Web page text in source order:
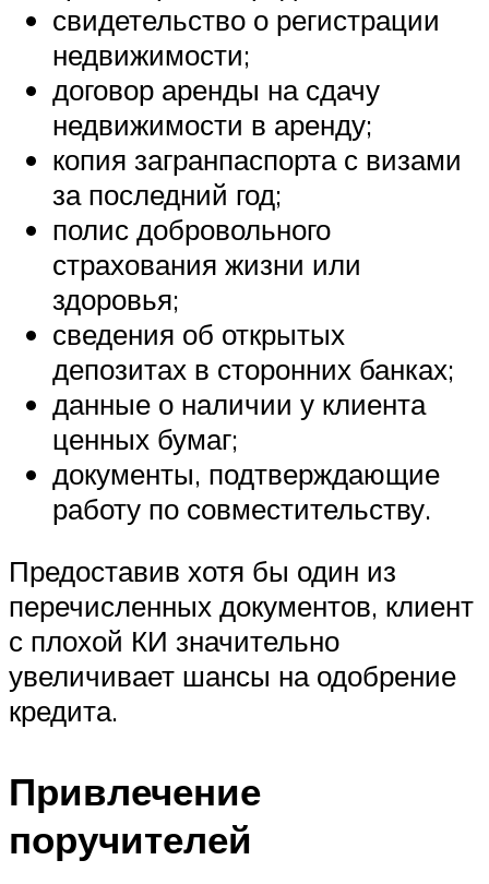
свидетельство о регистрации
недвижимости;
договор аренды на сдачу
недвижимости в аренду;
копия загранпаспорта с визами
за последний год;
полис добровольного
страхования жизни или
здоровья;
сведения об открытых
депозитах в сторонних банках;
данные о наличии у клиента
ценных бумаг;
документы, подтверждающие
работу по совместительству.
Предоставив хотя бы один из
перечисленных документов, клиент
с плохой КИ значительно
увеличивает шансы на одобрение
кредита.
Привлечение
поручителей